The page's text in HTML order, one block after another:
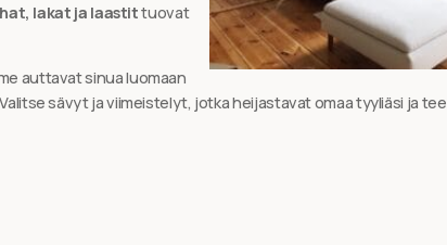
lakat ja laastittuovat
auttavat sinua luomaan
sävyt ja viimeistelyt, jotka heijastavat omaa tyyliäsi ja tee